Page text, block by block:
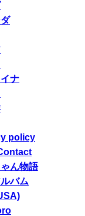
ナ
policy
ん物語
バム